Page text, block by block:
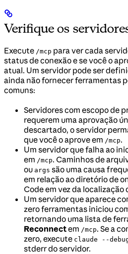
Verifique os
Execute /mcp para ver cada
status de conexão e se você o
atual. Um servidor pode ser
ainda não fornecer ferramentas
comuns:
Servidores com escopo de
requerem uma aprovação
descartado, o servidor
que você o aprove em /mcp.
Um servidor que falha ao
em /mcp. Caminhos de
ou args são uma causa
em relação ao diretório de
Code em vez da localização
Um servidor que aparece
zero ferramentas iniciou
retornando uma lista de
Reconnectem /mcp. Se a
zero, execute claude --
stderr do servidor.